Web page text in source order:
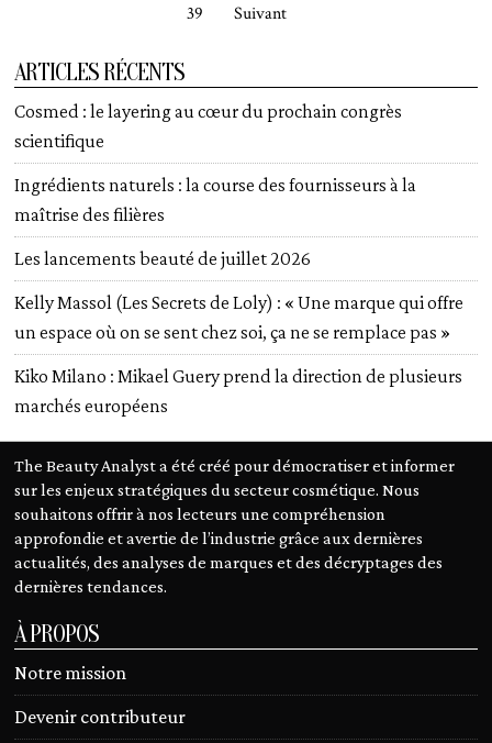
39
Suivant
ARTICLES RÉCENTS
Cosmed : le layering au cœur du prochain congrès
scientifique
Ingrédients naturels : la course des fournisseurs à la
maîtrise des filières
Les lancements beauté de juillet 2026
Kelly Massol (Les Secrets de Loly) : « Une marque qui offre
un espace où on se sent chez soi, ça ne se remplace pas »
Kiko Milano : Mikael Guery prend la direction de plusieurs
marchés européens
The Beauty Analyst a été créé pour démocratiser et informer
sur les enjeux stratégiques du secteur cosmétique. Nous
souhaitons offrir à nos lecteurs une compréhension
approfondie et avertie de l’industrie grâce aux dernières
actualités, des analyses de marques et des décryptages des
dernières tendances.
À PROPOS
Notre mission
Devenir contributeur